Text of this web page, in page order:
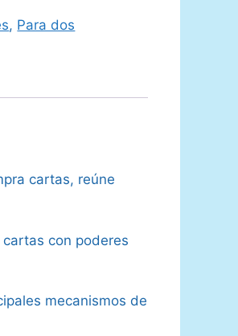
, Para dos
cartas, reúne
con poderes
mecanismos de